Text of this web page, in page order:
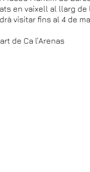
en vaixell al llarg de
visitar fins al 4 de
de Ca l’Arenas